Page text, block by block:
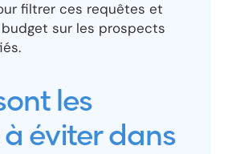
filtrer ces requêtes et
sur les prospects
les
éviter dans